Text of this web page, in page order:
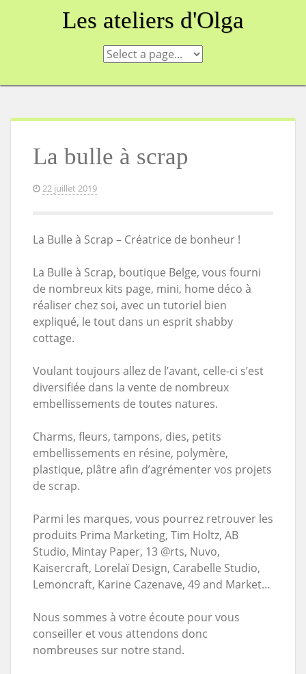
Les ateliers d'Olga
La bulle à scrap
22 juillet 2019
La Bulle à Scrap – Créatrice de bonheur !
La Bulle à Scrap, boutique Belge, vous fourni
de nombreux kits page, mini, home déco à
réaliser chez soi, avec un tutoriel bien
expliqué, le tout dans un esprit shabby
cottage.
Voulant toujours allez de l’avant, celle-ci s’est
diversifiée dans la vente de nombreux
embellissements de toutes natures.
Charms, fleurs, tampons, dies, petits
embellissements en résine, polymère,
plastique, plâtre afin d’agrémenter vos projets
de scrap.
Parmi les marques, vous pourrez retrouver les
produits Prima Marketing, Tim Holtz, AB
Studio, Mintay Paper, 13 @rts, Nuvo,
Kaisercraft, Lorelaï Design, Carabelle Studio,
Lemoncraft, Karine Cazenave, 49 and Market…
Nous sommes à votre écoute pour vous
conseiller et vous attendons donc
nombreuses sur notre stand.